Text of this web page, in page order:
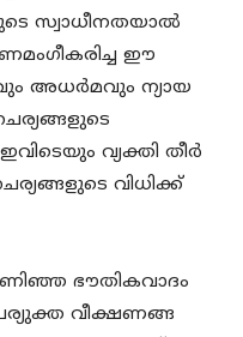
സ്വാധീനതയാൽ
ഈ
അധർമവും ന്യായ
വ്യക്തി തീർ
വിധിക്ക്
ഭൗതികവാദം
വീക്ഷണങ്ങ